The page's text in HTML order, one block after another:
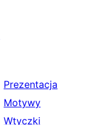
Prezentacja
Motywy
Wtyczki